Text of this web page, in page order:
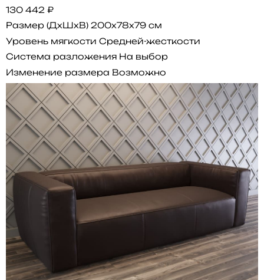
130 442 ₽
Размер (ДхШхВ) 200x78x79 см
Уровень мягкости Средней-жесткости
Система разложения На выбор
Изменение размера Возможно